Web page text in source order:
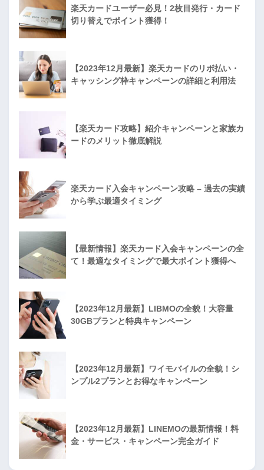
楽天カードユーザー必見！2枚目発行・カード
切り替えでポイント獲得！
【2023年12月最新】楽天カードのリボ払い・
キャッシング枠キャンペーンの詳細と利用法
【楽天カード攻略】紹介キャンペーンと家族カ
ードのメリット徹底解説
楽天カード入会キャンペーン攻略 – 過去の実績
から学ぶ最適タイミング
【最新情報】楽天カード入会キャンペーンの全
て！最適なタイミングで最大ポイント獲得へ
【2023年12月最新】LIBMOの全貌！大容量
30GBプランと特典キャンペーン
【2023年12月最新】ワイモバイルの全貌！シ
ンプル2プランとお得なキャンペーン
【2023年12月最新】LINEMOの最新情報！料
金・サービス・キャンペーン完全ガイド